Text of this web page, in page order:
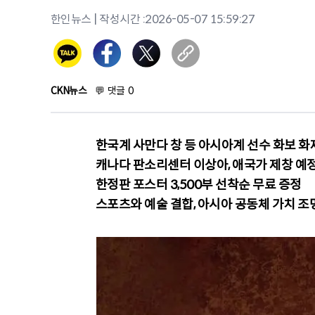
한인뉴스 | 작성시간 :2026-05-07 15:59:27
CKN뉴스 💬 댓글 0
한국계 사만다 창 등 아시아계 선수 화보 화
캐나다 판소리센터 이상아, 애국가 제창 예
한정판 포스터 3,500부 선착순 무료 증정